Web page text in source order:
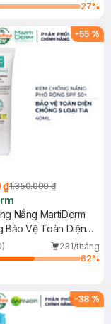
27%
-55 %
₫1.350.000 ₫
Nắng MartiDerm
Bảo Vệ Toàn Diện
231/tháng
62%
-38 %